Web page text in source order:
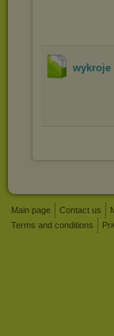
wykroje
Main page Contact us
Terms and conditions